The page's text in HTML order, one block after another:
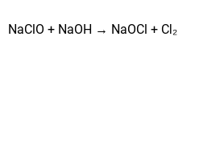
NaClO + NaOH → NaOCl + Cl₂